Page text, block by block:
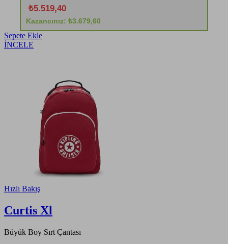
₺5.519,40
Kazancınız: ₺3.679,60
Sepete Ekle
İNCELE
Hızlı Bakış
Curtis Xl
Büyük Boy Sırt Çantası